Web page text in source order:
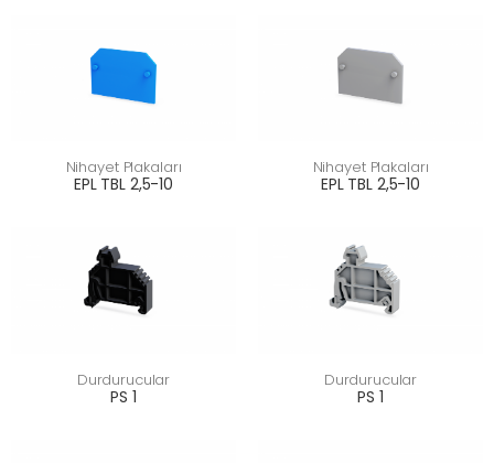
Nihayet Plakaları
EPL TBL 2,5-10
Nihayet Plakaları
EPL TBL 2,5-10
Durdurucular
PS 1
Durdurucular
PS 1